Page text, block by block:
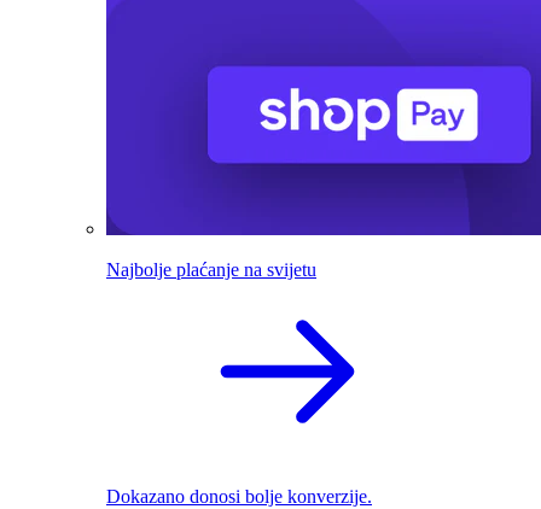
Najbolje plaćanje na svijetu
Dokazano donosi bolje konverzije.